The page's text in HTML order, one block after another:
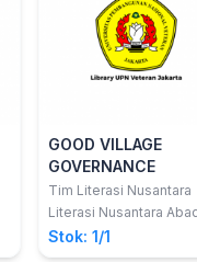
GOOD VILLAGE
GOVERNANCE
Tim Literasi Nusantara
Literasi Nusantara
Stok: 1/1